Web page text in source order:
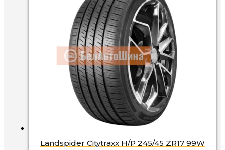
Landspider Citytraxx H/P 245/45 ZR17 99W